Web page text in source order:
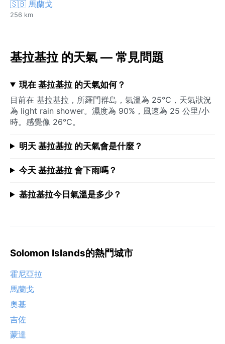
🇸🇧 馬蘭戈
256 km
基拉基拉 的天氣 — 常見問題
現在 基拉基拉 的天氣如何？
目前在 基拉基拉，所羅門群島，氣溫為 25°C，天氣狀況
為 light rain shower。濕度為 90%，風速為 25 公里/小
時。感覺像 26°C。
明天 基拉基拉 的天氣會是什麼？
今天 基拉基拉 會下雨嗎？
基拉基拉今日氣溫是多少？
Solomon Islands的熱門城市
霍尼亞拉
馬蘭戈
奧基
吉佐
蒙達